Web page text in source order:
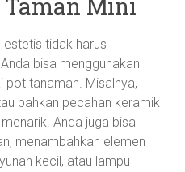
Taman Mini
estetis tidak harus
bisa menggunakan
pot tanaman. Misalnya,
bahkan pecahan keramik
Anda juga bisa
menambahkan elemen
kecil, atau lampu